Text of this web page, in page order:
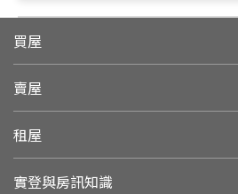
買屋
賣屋
租屋
實登與房訊知識